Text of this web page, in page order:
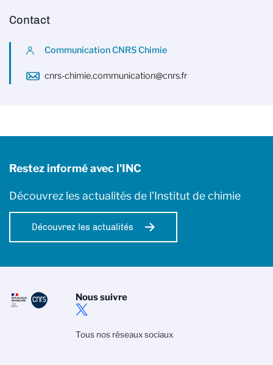
Contact
Communication CNRS Chimie
cnrs-chimie.communication@cnrs.fr
Restez informé avec l'INC
Découvrez les actualités de l’Institut de chimie
Découvrez les actualités
Nous suivre
Tous nos réseaux sociaux